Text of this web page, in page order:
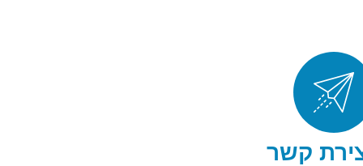
קשר